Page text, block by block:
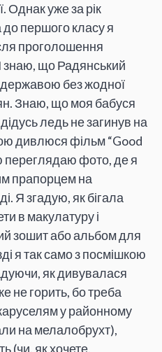
Однак уже за рік
першого класу я
проголошення
знаю, що Радянський
без жодної
Знаю, що моя бабуся
ледь не загинув на
дивлюся фільм “Good
переглядаю фото, де я
прапорцем на
Я згадую, як бігала
в макулатуру і
зошит або альбом для
я так само з посмішкою
як дивувалася
не горить, бо треба
у районному
на мелалобрухт),
(чи, як хочете,